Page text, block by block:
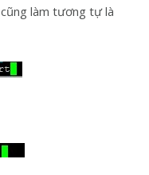
làm tương tự là